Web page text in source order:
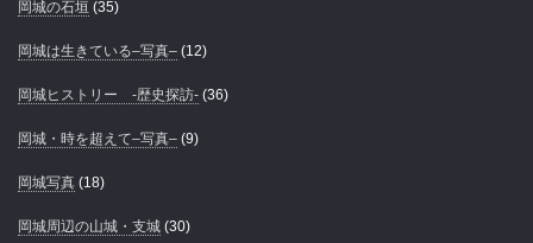
岡城の石垣 (35)
岡城は生きている–写真– (12)
岡城ヒストリー -歴史探訪- (36)
岡城・時を超えて–写真– (9)
岡城写真 (18)
岡城周辺の山城・支城 (30)